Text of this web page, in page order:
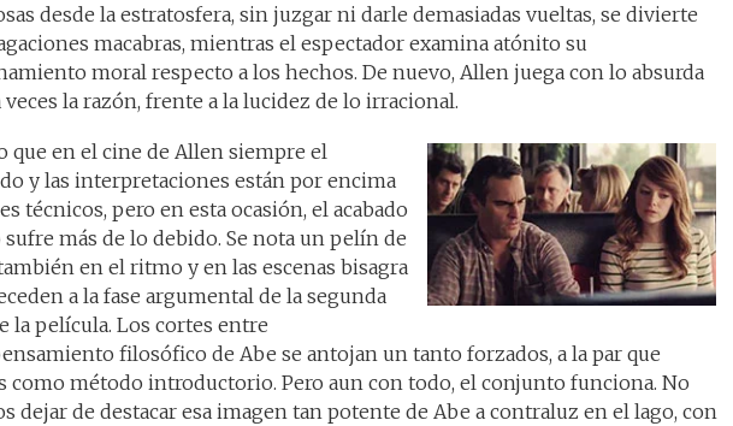
desde la estratosfera, sin juzgar ni darle demasiadas vueltas, se divierte
macabras, mientras el espectador examina atónito su
moral respecto a los hechos. De nuevo, Allen juega con lo absurda
veces la razón, frente a la lucidez de lo irracional.
que en el cine de Allen siempre el
y las interpretaciones están por encima
técnicos, pero en esta ocasión, el acabado
más de lo debido. Se nota un pelín de
en el ritmo y en las escenas bisagra
a la fase argumental de la segunda
la película. Los cortes entre
filosófico de Abe se antojan un tanto forzados, a la par que
como método introductorio. Pero aun con todo, el conjunto funciona. No
dejar de destacar esa imagen tan potente de Abe a contraluz en el lago, con